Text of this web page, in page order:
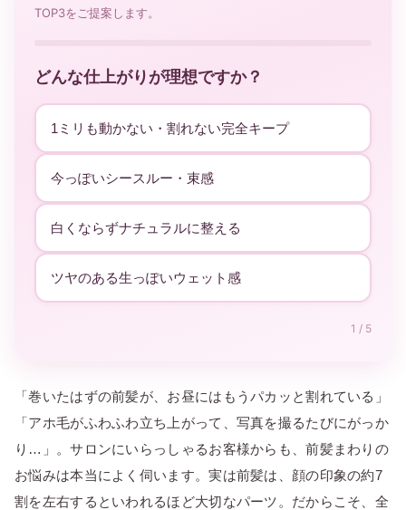
TOP3をご提案します。
どんな仕上がりが理想ですか？
1ミリも動かない・割れない完全キープ
今っぽいシースルー・束感
白くならずナチュラルに整える
ツヤのある生っぽいウェット感
1 / 5
「巻いたはずの前髪が、お昼にはもうパカッと割れている」
「アホ毛がふわふわ立ち上がって、写真を撮るたびにがっか
り…」。サロンにいらっしゃるお客様からも、前髪まわりの
お悩みは本当によく伺います。実は前髪は、顔の印象の約7
割を左右するといわれるほど大切なパーツ。だからこそ、全